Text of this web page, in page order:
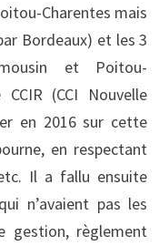
Charentes mais
Bordeaux) et les 3
et Poitou-
(CCI Nouvelle
en 2016 sur cette
en respectant
Il a fallu ensuite
n’avaient pas les
gestion, règlement